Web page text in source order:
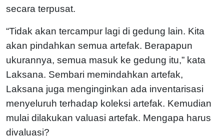
secara terpusat.
“Tidak akan tercampur lagi di gedung lain. Kita
akan pindahkan semua artefak. Berapapun
ukurannya, semua masuk ke gedung itu,” kata
Laksana. Sembari memindahkan artefak,
Laksana juga menginginkan ada inventarisasi
menyeluruh terhadap koleksi artefak. Kemudian
mulai dilakukan valuasi artefak. Mengapa harus
divaluasi?